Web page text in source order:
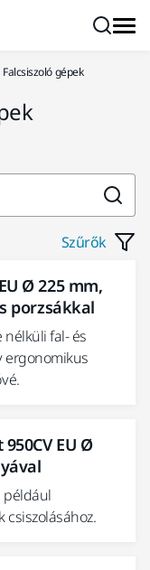
Falcsiszoló gépek
Szűrők
Ø 225 mm,
porzsákkal
nélküli fal- és
ergonomikus
950CV EU Ø
például
csiszolásához.